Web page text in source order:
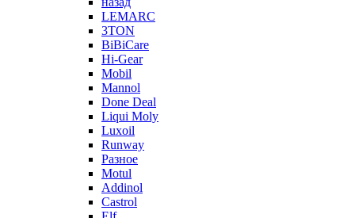
LEMARC
3TON
BiBiCare
Hi-Gear
Mobil
Mannol
Done Deal
Liqui Moly
Luxoil
Runway
Разное
Motul
Addinol
Castrol